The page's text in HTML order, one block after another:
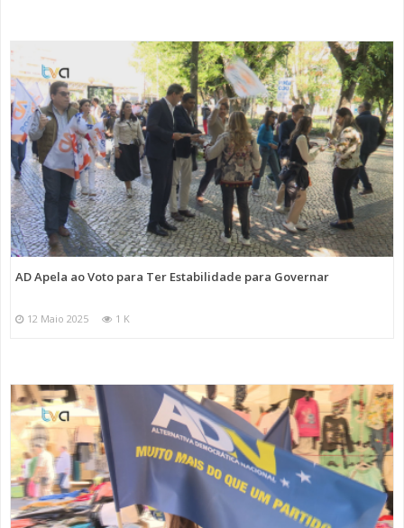
AD Apela ao Voto para Ter Estabilidade para Governar
12 Maio 2025 1 K